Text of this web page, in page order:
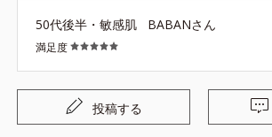
50代後半・敏感肌 BABANさん
満足度
投稿する